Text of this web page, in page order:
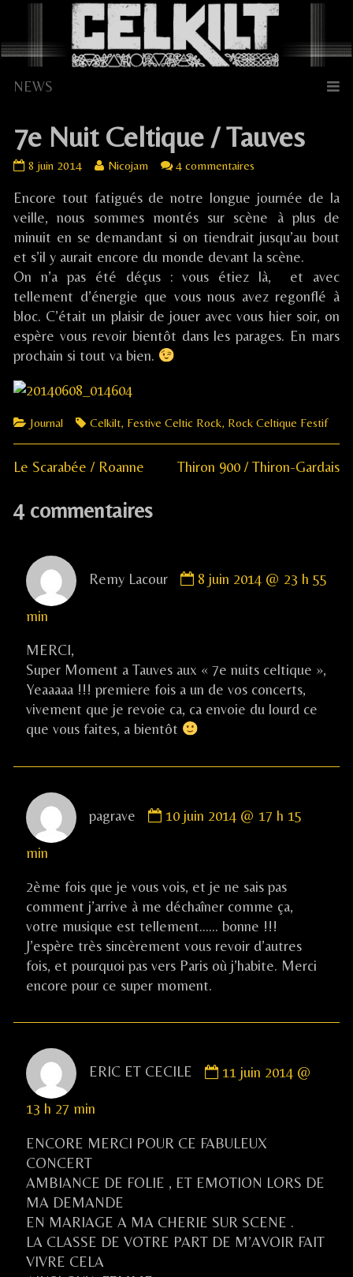
content
7e Nuit Celtique / Tauves
7e
Celtique
/
Tauves
on
8 juin 2014
Read
posts
by
of
7e
Nuit
Celtique
Nicojam 4 commentaires
Nuit
Celtique
Tauves
Encore tout fatigués de notre longue journée de la
veille, nous sommes montés sur scène à plus de
minuit en se demandant si on tiendrait jusqu’au bout
et s’il y aurait encore du monde devant la scène.
On n’a pas été déçus : vous étiez là, et avec
tellement d’énergie que vous nous avez regonflé à
bloc. C’était un plaisir de jouer avec vous hier soir, on
espère vous revoir bientôt dans les parages. En mars
prochain si tout va bien.
Categories
Journal Tags
Celkilt, Festive Celtic Rock, Rock Celtique Festif
Navigation
de
Previous
Le Scarabée / Roanne
Next
Thiron 900 / Thiron-Gardais
4 commentaires
Remy Lacour
by
8 juin 2014 @ 23 h 55
min
MERCI,
Super Moment a Tauves aux « 7e nuits celtique »,
Yeaaaaa !!! premiere fois a un de vos concerts,
vivement que je revoie ca, ca envoie du lourd ce
que vous faites, a bientôt
pagrave
by
on
10 juin 2014 @ 17 h 15
min
2ème fois que je vous vois, et je ne sais pas
comment j’arrive à me déchaîner comme ça,
votre musique est tellement…… bonne !!!
J’espère très sincèrement vous revoir d’autres
fois, et pourquoi pas vers Paris où j’habite. Merci
encore pour ce super moment.
ERIC ET CECILE
by
CECILE
on
11 juin 2014 @
13 h 27 min
ENCORE MERCI POUR CE FABULEUX
CONCERT
AMBIANCE DE FOLIE , ET EMOTION LORS DE
MA DEMANDE
EN MARIAGE A MA CHERIE SUR SCENE .
LA CLASSE DE VOTRE PART DE M’AVOIR FAIT
VIVRE CELA